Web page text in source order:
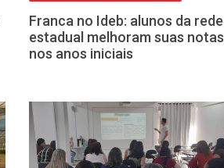
Franca no Ideb: alunos da rede
estadual melhoram suas notas
nos anos iniciais